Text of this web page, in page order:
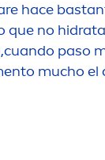
hace
no
paso
to mucho el